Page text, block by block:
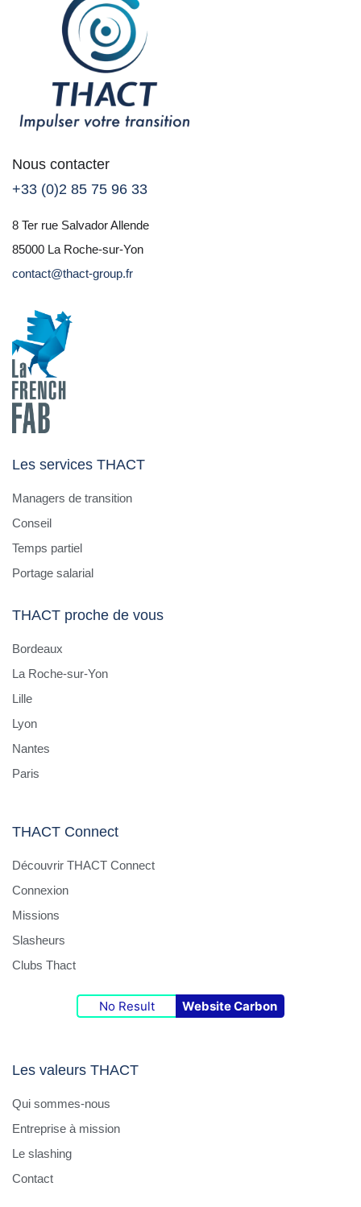
Nous contacter
+33 (0)2 85 75 96 33
8 Ter rue Salvador Allende
85000 La Roche-sur-Yon
contact@thact-group.fr
Les services THACT
Managers de transition
Conseil
Temps partiel
Portage salarial
THACT proche de vous
Bordeaux
La Roche-sur-Yon
Lille
Lyon
Nantes
Paris
THACT Connect
Découvrir THACT Connect
Connexion
Missions
Slasheurs
Clubs Thact
No Result Website Carbon
Les valeurs THACT
Qui sommes-nous
Entreprise à mission
Le slashing
Contact